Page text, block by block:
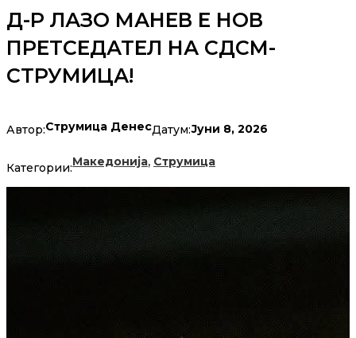
Д-Р ЛАЗО МАНЕВ Е НОВ
ПРЕТСЕДАТЕЛ НА СДСМ-
СТРУМИЦА!
Автор:Струмица ДенесДатум:Јуни 8, 2026
Категории:Македонија, Струмица